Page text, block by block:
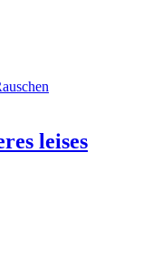
leises